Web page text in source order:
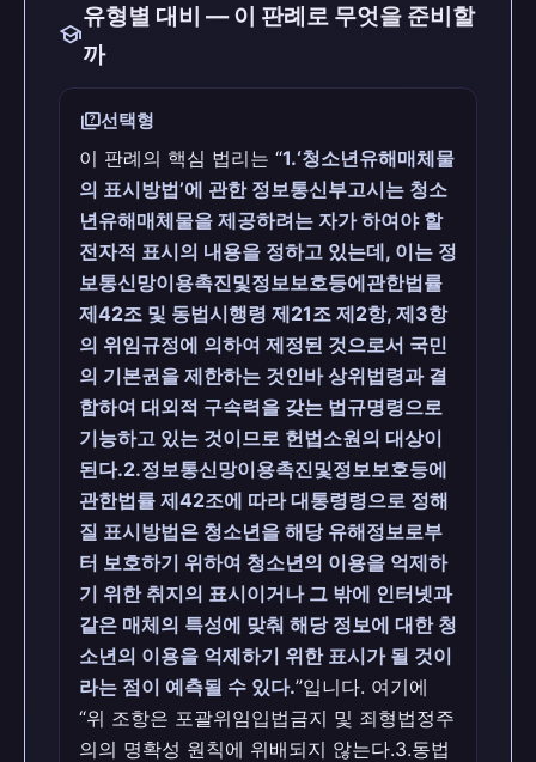
school
유형별 대비 — 이 판례로 무엇을 준비할
까
quiz선택형
이 판례의 핵심 법리는 “1.‘청소년유해매체물
의 표시방법’에 관한 정보통신부고시는 청소
년유해매체물을 제공하려는 자가 하여야 할
전자적 표시의 내용을 정하고 있는데, 이는 정
보통신망이용촉진및정보보호등에관한법률
제42조 및 동법시행령 제21조 제2항, 제3항
의 위임규정에 의하여 제정된 것으로서 국민
의 기본권을 제한하는 것인바 상위법령과 결
합하여 대외적 구속력을 갖는 법규명령으로
기능하고 있는 것이므로 헌법소원의 대상이
된다.2.정보통신망이용촉진및정보보호등에
관한법률 제42조에 따라 대통령령으로 정해
질 표시방법은 청소년을 해당 유해정보로부
터 보호하기 위하여 청소년의 이용을 억제하
기 위한 취지의 표시이거나 그 밖에 인터넷과
같은 매체의 특성에 맞춰 해당 정보에 대한 청
소년의 이용을 억제하기 위한 표시가 될 것이
라는 점이 예측될 수 있다.”입니다. 여기에
“위 조항은 포괄위임입법금지 및 죄형법정주
의의 명확성 원칙에 위배되지 않는다.3.동법